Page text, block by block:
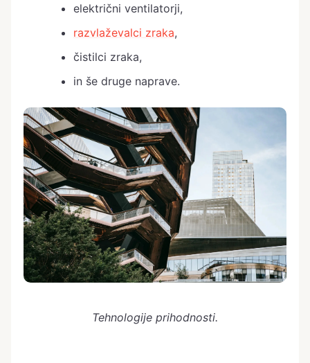
električni ventilatorji,
razvlaževalci zraka,
čistilci zraka,
in še druge naprave.
Tehnologije prihodnosti.